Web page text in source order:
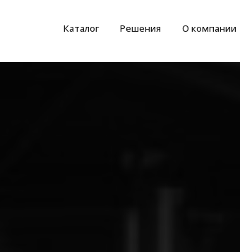
Каталог Решения О компании